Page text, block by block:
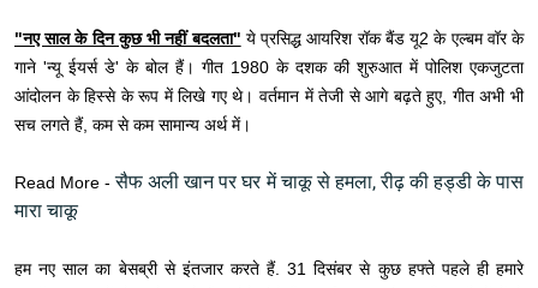
"नए साल के दिन कुछ भी नहीं बदलता" ये प्रसिद्ध आयरिश रॉक बैंड यू2 के एल्बम वॉर के
गाने 'न्यू ईयर्स डे' के बोल हैं। गीत 1980 के दशक की शुरुआत में पोलिश एकजुटता
आंदोलन के हिस्से के रूप में लिखे गए थे। वर्तमान में तेजी से आगे बढ़ते हुए, गीत अभी भी
सच लगते हैं, कम से कम सामान्य अर्थ में।
Read More -सैफ अली खान पर घर में चाकू से हमला, रीढ़ की हड्डी के पास
मारा चाकू
हम नए साल का बेसब्री से इंतजार करते हैं. 31 दिसंबर से कुछ हफ्ते पहले ही हमारे